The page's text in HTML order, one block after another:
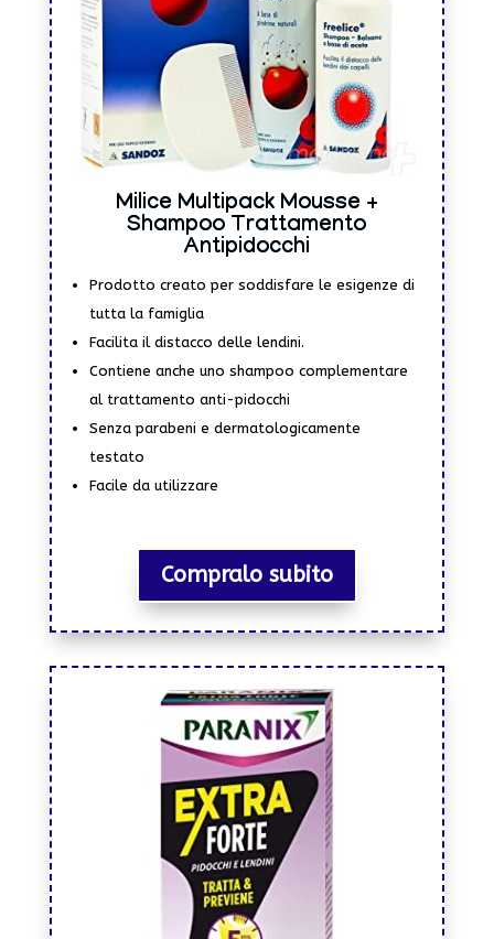
Milice Multipack Mousse +
Shampoo Trattamento
Antipidocchi
Prodotto creato per soddisfare le esigenze di
tutta la famiglia
Facilita il distacco delle lendini.
Contiene anche uno shampoo complementare
al trattamento anti-pidocchi
Senza parabeni e dermatologicamente
testato
Facile da utilizzare
Compralo subito